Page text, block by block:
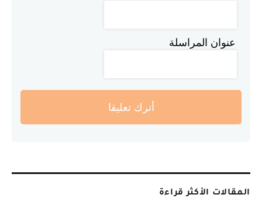
عنوان المراسلة
أترك تعليقا
المقالات الأكثر قراءة